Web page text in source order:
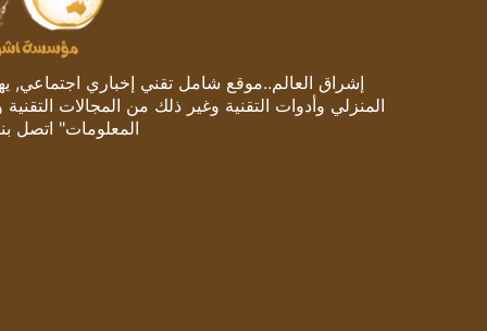
إشراق العالم..موقع شامل تقني إخباري اجتماعي,
المنزلي وأدوات التقنية وغير ذلك من المجالات
المعلومات" اتصل